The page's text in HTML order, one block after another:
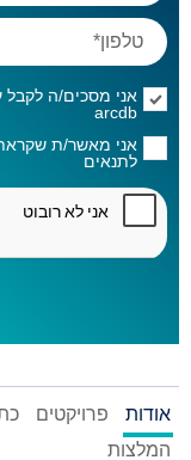
אני מסכים/ה לקבל
arcdb
אני מאשר/ת
לתנאים
אודות פרויקטים
המלצות